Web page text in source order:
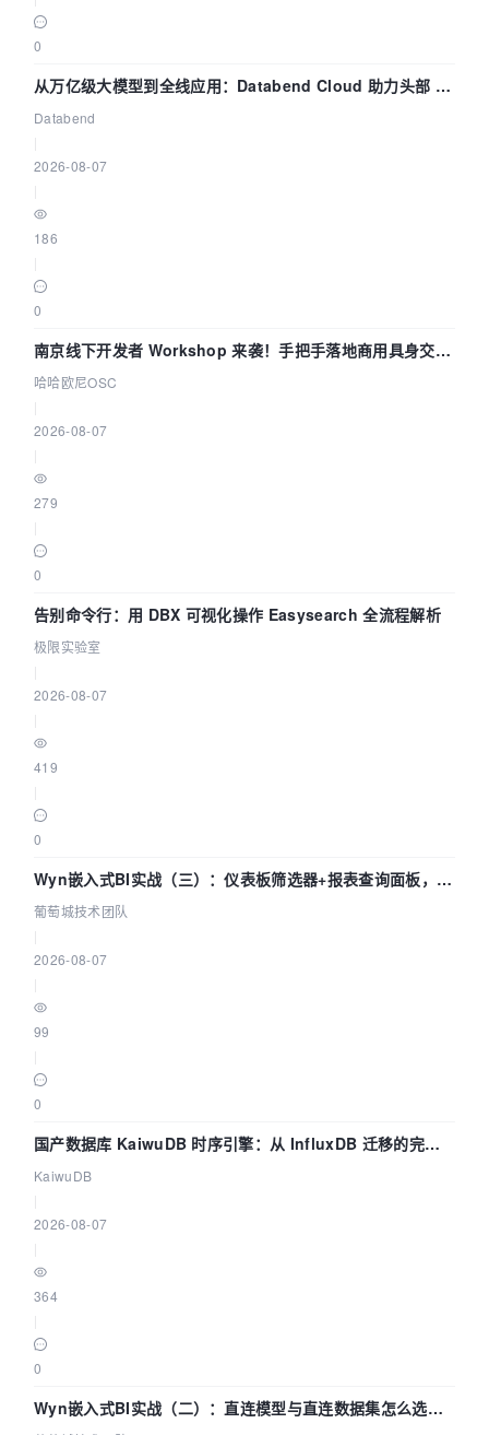
0
从万亿级大模型到全线应用：Databend Cloud 助力头部 AI
企业构建全链路 Trace 数据管道
Databend
2026-08-07
186
0
南京线下开发者 Workshop 来袭！手把手落地商用具身交互
智能 Agent 应用
哈哈欧尼OSC
2026-08-07
279
0
告别命令行：用 DBX 可视化操作 Easysearch 全流程解析
极限实验室
2026-08-07
419
0
Wyn嵌入式BI实战（三）：仪表板筛选器+报表查询面板，参
数联动全闭环
葡萄城技术团队
2026-08-07
99
0
国产数据库 KaiwuDB 时序引擎：从 InfluxDB 迁移的完整
技术路径
KaiwuDB
2026-08-07
364
0
Wyn嵌入式BI实战（二）：直连模型与直连数据集怎么选，